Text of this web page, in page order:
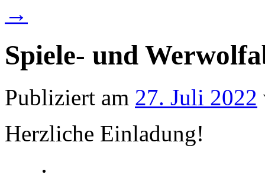
→
Spiele- und
Publiziert am 27. Juli 2022
Herzliche Einladung!